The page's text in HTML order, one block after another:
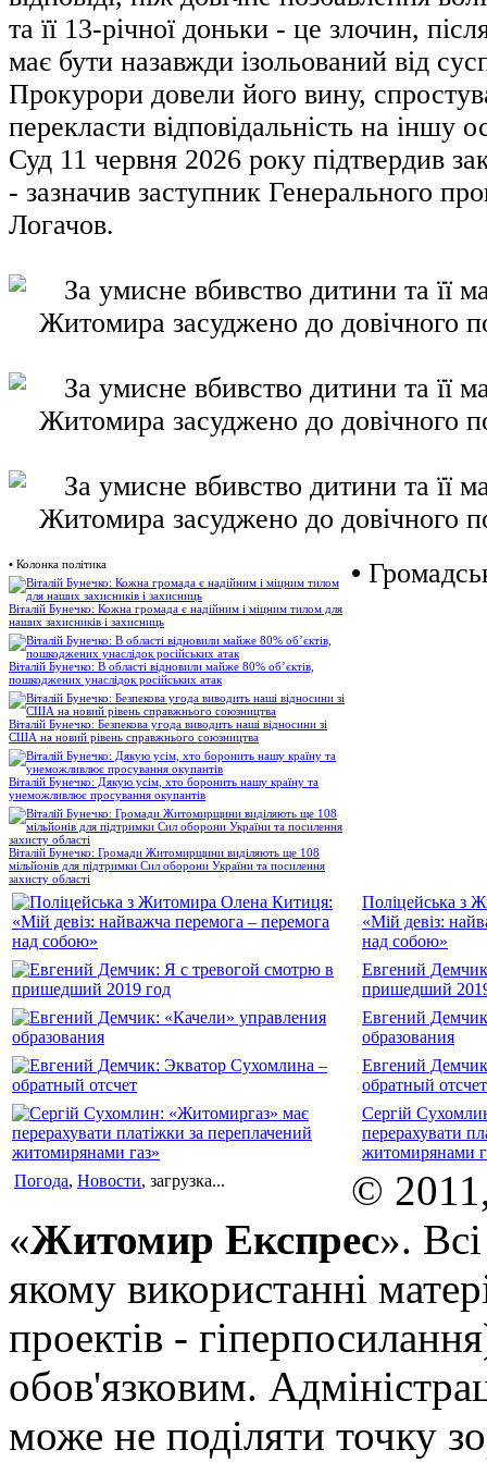
та її 13-річної доньки - це злочин,
має бути назавжди ізольований від
Прокурори довели його вину,
перекласти відповідальність на іншу
Суд 11 червня 2026 року підтвердив
- зазначив заступник Генерального
Логачов.
• Колонка політика
Віталій Бунечко: Кожна громада є надійним і міцним тилом для
наших захисників і захисниць
Віталій Бунечко: В області відновили майже 80% об’єктів,
пошкоджених унаслідок російських атак
Віталій Бунечко: Безпекова угода виводить наші відносини зі
США на новий рівень справжнього союзництва
Віталій Бунечко: Дякую усім, хто боронить нашу країну та
унеможливлює просування окупантів
Віталій Бунечко: Громади Житомирщини виділяють ще 108
мільйонів для підтримки Сил оборони України та посилення
захисту області
•
Поліцейська з
«Мій девіз:
над собою»
Евгений
пришедший
Евгений
образования
Евгений
обратный отсчет
Сергій
перерахувати
житомирянами
Погода, Новости, загрузка...
©
«Житомир Експрес».
якому використанні
проектів -
обов'язковим.
може не поділяти точку